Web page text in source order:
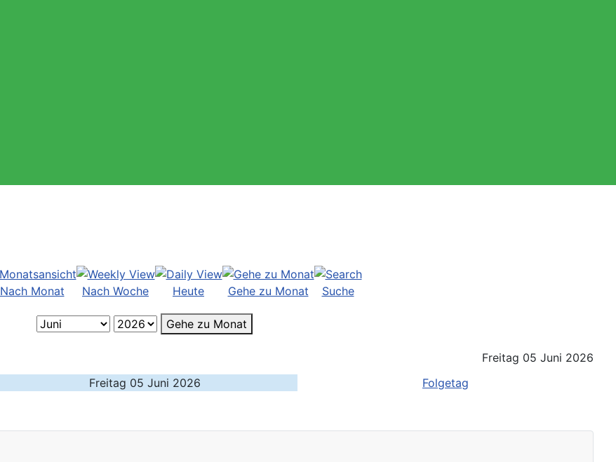
Nach Monat Nach Woche Heute Gehe zu Monat Suche
Gehe zu Monat
Freitag 05 Juni 2026
Freitag 05 Juni 2026
Folgetag